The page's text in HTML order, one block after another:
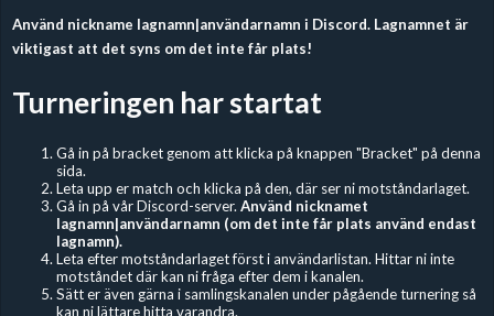
Använd nickname lagnamn|användarnamn i Discord. Lagnamnet är
viktigast att det syns om det inte får plats!
Turneringen har startat
Gå in på bracket genom att klicka på knappen "Bracket" på denna
sida.
Leta upp er match och klicka på den, där ser ni motståndarlaget.
Gå in på vår Discord-server. Använd nicknamet
lagnamn|användarnamn (om det inte får plats använd endast
lagnamn).
Leta efter motståndarlaget först i användarlistan. Hittar ni inte
motståndet där kan ni fråga efter dem i kanalen.
Sätt er även gärna i samlingskanalen under pågående turnering så
kan ni lättare hitta varandra.